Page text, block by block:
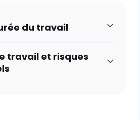
du travail
travail et risques